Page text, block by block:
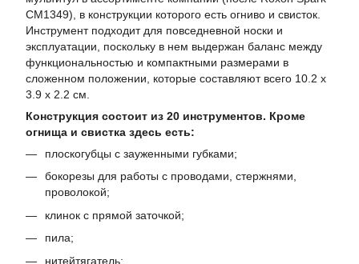
CM1349), в конструкции которого есть огниво и свисток.
Инструмент подходит для повседневной носки и
эксплуатации, поскольку в нем выдержан баланс между
функциональностью и компактными размерами в
сложенном положении, которые составляют всего 10.2 х
3.9 х 2.2 см.
Конструкция состоит из 20 инструментов. Кроме
огнища и свистка здесь есть:
плоскогубцы с зауженными губками;
бокорезы для работы с проводами, стержнями,
проволокой;
клинок с прямой заточкой;
пила;
нитейтягатель;